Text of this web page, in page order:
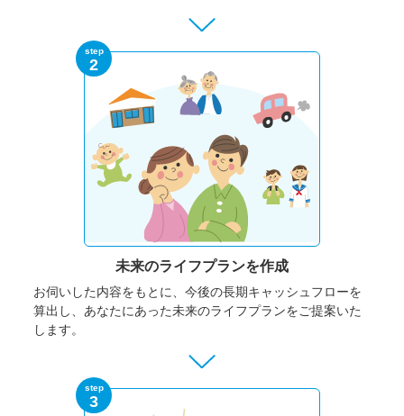
step
2
未来のライフプランを作成
お伺いした内容をもとに、今後の長期キャッシュフローを
算出し、あなたにあった未来のライフプランをご提案いた
します。
step
3